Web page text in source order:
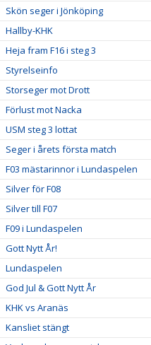
Skön seger i Jönköping
Hallby-KHK
Heja fram F16 i steg 3
Styrelseinfo
Storseger mot Drott
Förlust mot Nacka
USM steg 3 lottat
Seger i årets första match
F03 mästarinnor i Lundaspelen
Silver för F08
Silver till F07
F09 i Lundaspelen
Gott Nytt År!
Lundaspelen
God Jul & Gott Nytt År
KHK vs Aranäs
Kansliet stängt